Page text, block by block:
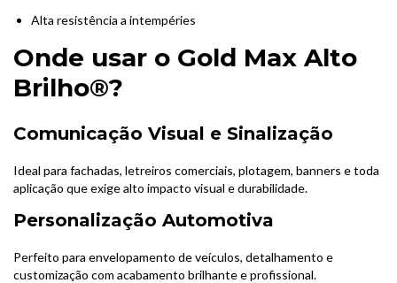
Alta resistência a intempéries
Onde usar o Gold Max Alto
Brilho®?
Comunicação Visual e Sinalização
Ideal para fachadas, letreiros comerciais, plotagem, banners e toda
aplicação que exige alto impacto visual e durabilidade.
Personalização Automotiva
Perfeito para envelopamento de veículos, detalhamento e
customização com acabamento brilhante e profissional.